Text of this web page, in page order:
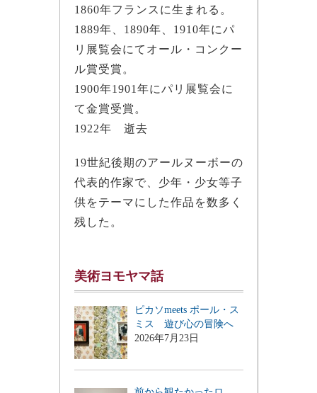
1860年フランスに生まれる。
1889年、1890年、1910年にパ
リ展覧会にてオール・コンクー
ル賞受賞。
1900年1901年にパリ展覧会に
て金賞受賞。
1922年 逝去
19世紀後期のアールヌーボーの
代表的作家で、少年・少女等子
供をテーマにした作品を数多く
残した。
美術ヨモヤマ話
ピカソmeets ポール・ス
ミス 遊び心の冒険へ
2026年7月23日